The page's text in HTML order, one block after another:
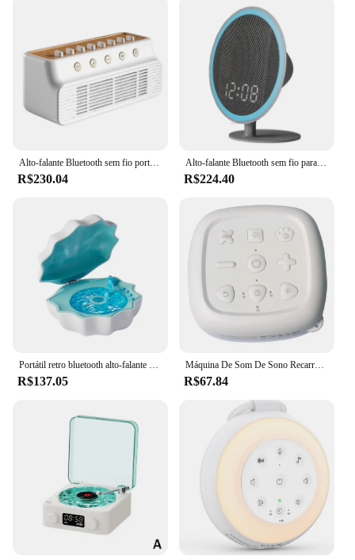
Alto-falante Bluetooth sem fio portátil, Máquina de ruído branco com relógio, Mini dispositivo de auxílio do sono, Sistema de som natural estéreo
R$230.04
Alto-falante Bluetooth sem fio para bebê chupetadeira, máquina de ruído branco, chupetadeira portátil, máquina de som, ajuda, terapia, 39 músicas, 1500mAh, novo
R$224.40
Portátil retro bluetooth alto-falante branco ruído sleep aid barra de som bluetooth com luz projeção colorida leitor música sem fio
R$137.05
Máquina De Som De Sono Recarregável, Mudança De Cor, Luz Noturna, Função De Gravação De Voz, Bebê, Ruído Branco, Nova Chegada
R$67.84